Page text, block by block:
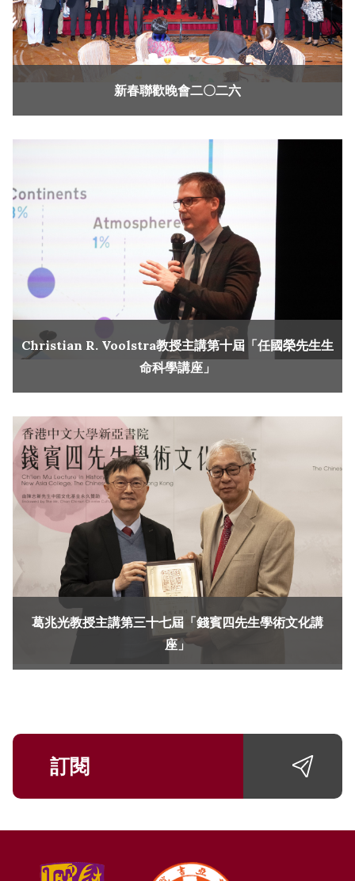
新春聯歡晚會二〇二六
Christian R. Voolstra教授主講第十屆「任國榮先生生
命科學講座」
葛兆光教授主講第三十七屆「錢賓四先生學術文化講
座」
訂閱